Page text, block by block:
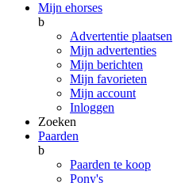
Mijn ehorses
b
Advertentie plaatsen
Mijn advertenties
Mijn berichten
Mijn favorieten
Mijn account
Inloggen
Zoeken
Paarden
b
Paarden te koop
Pony's